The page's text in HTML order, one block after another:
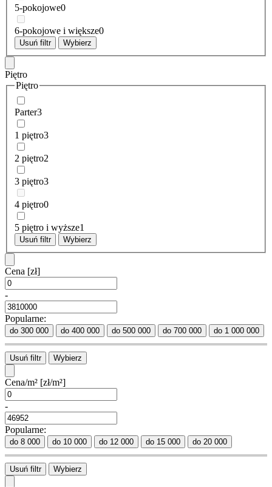
5-pokojowe0
6-pokojowe i większe0
Usuń filtr Wybierz
Piętro
Piętro
Parter3
1 piętro3
2 piętro2
3 piętro3
4 piętro0
5 piętro i wyższe1
Usuń filtr Wybierz
Cena [zł]
-
Popularne:
do 300 000 do 400 000 do 500 000 do 700 000 do 1 000 000
Usuń filtr Wybierz
Cena/m² [zł/m²]
-
Popularne:
do 8 000 do 10 000 do 12 000 do 15 000 do 20 000
Usuń filtr Wybierz